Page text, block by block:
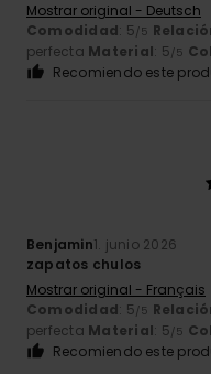
Mostrar original - Deutsch
Comodidad: 5/5
perfecta Material: 5/5
Recomiendo este
Benjamin1. junio 2026
zapatos chulos
Mostrar original - Français
Comodidad: 5/5
perfecta Material: 5/5
Recomiendo este